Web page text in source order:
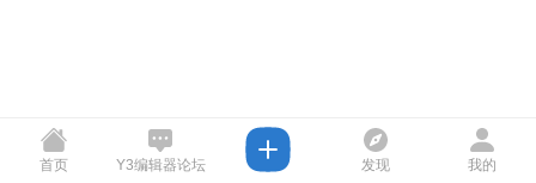
首页 Y3编辑器论坛 发现 我的